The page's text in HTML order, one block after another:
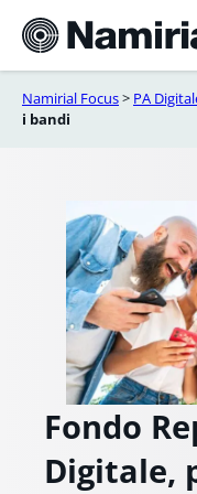
contenuto
Namirial Focus> PA
i bandi
Fondo
Digitale,